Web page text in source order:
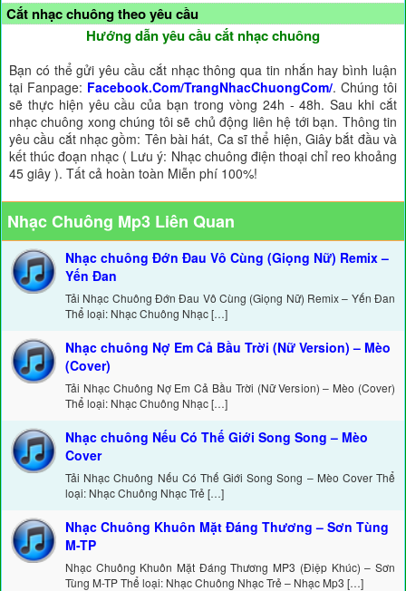
Cắt nhạc chuông theo yêu cầu
Hướng dẫn yêu cầu cắt nhạc chuông
Bạn có thể gửi yêu cầu cắt nhạc thông qua tin nhắn hay bình luận
tại Fanpage: Facebook.Com/TrangNhacChuongCom/. Chúng tôi
sẽ thực hiện yêu cầu của bạn trong vòng 24h - 48h. Sau khi cắt
nhạc chuông xong chúng tôi sẽ chủ động liên hệ tới bạn. Thông tin
yêu cầu cắt nhạc gồm: Tên bài hát, Ca sĩ thể hiện, Giây bắt đầu và
kết thúc đoạn nhạc ( Lưu ý: Nhạc chuông điện thoại chỉ reo khoảng
45 giây ). Tất cả hoàn toàn Miễn phí 100%!
Nhạc Chuông Mp3 Liên Quan
Nhạc chuông Đớn Đau Vô Cùng (Giọng Nữ) Remix –
Yến Đan
Tải Nhạc Chuông Đớn Đau Vô Cùng (Giọng Nữ) Remix – Yến Đan
Thể loại: Nhạc Chuông Nhạc […]
Nhạc chuông Nợ Em Cả Bầu Trời (Nữ Version) – Mèo
(Cover)
Tải Nhạc Chuông Nợ Em Cả Bầu Trời (Nữ Version) – Mèo (Cover)
Thể loại: Nhạc Chuông Nhạc […]
Nhạc chuông Nếu Có Thế Giới Song Song – Mèo
Cover
Tải Nhạc Chuông Nếu Có Thế Giới Song Song – Mèo Cover Thể
loại: Nhạc Chuông Nhạc Trẻ […]
Nhạc Chuông Khuôn Mặt Đáng Thương – Sơn Tùng
M-TP
Nhạc Chuông Khuôn Mặt Đáng Thương MP3 (Điệp Khúc) – Sơn
Tùng M-TP Thể loại: Nhạc Chuông Nhạc Trẻ – Nhạc Mp3 […]